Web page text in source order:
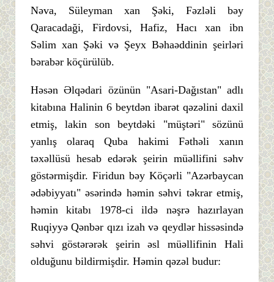
Nəva, Süleyman xan Şəki, Fəzləli bəy
Qaracadaği, Firdovsi, Hafiz, Hacı xan ibn
Səlim xan Şəki və Şeyx Bəhaəddinin şeirləri
bərabər köçürülüb.
Həsən Əlqədari özünün "Asari-Dağıstan" adlı
kitabına Halinin 6 beytdən ibarət qəzəlini daxil
etmiş, lakin son beytdəki "müştəri" sözünü
yanlış olaraq Quba hakimi Fəthəli xanın
təxəllüsü hesab edərək şeirin müəllifini səhv
göstərmişdir. Firidun bəy Köçərli "Azərbaycan
ədəbiyyatı" əsərində həmin səhvi təkrar etmiş,
həmin kitabı 1978-ci ildə nəşrə hazırlayan
Ruqiyyə Qənbər qızı izah və qeydlər hissəsində
səhvi göstərərək şeirin əsl müəllifinin Hali
olduğunu bildirmişdir. Həmin qəzəl budur: